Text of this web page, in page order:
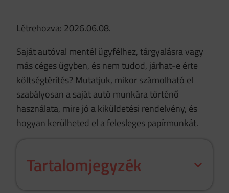
Létrehozva: 2026.06.08.
Saját autóval mentél ügyfélhez, tárgyalásra vagy
más céges ügyben, és nem tudod, járhat-e érte
költségtérítés? Mutatjuk, mikor számolható el
szabályosan a saját autó munkára történő
használata, mire jó a kiküldetési rendelvény, és
hogyan kerülheted el a felesleges papírmunkát.
Tartalomjegyzék